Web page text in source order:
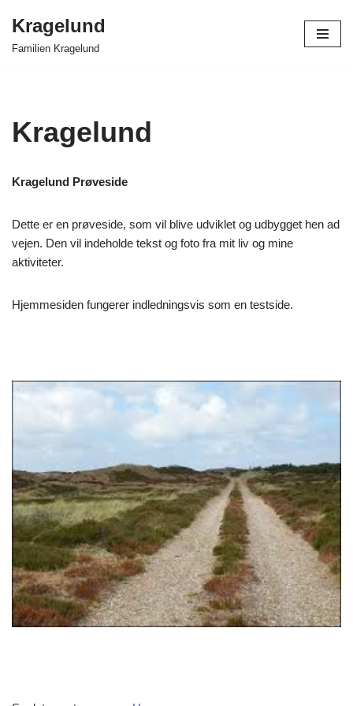
Skip
Kragelund
Familien Kragelund
Kragelund
Kragelund Prøveside
Dette er en prøveside, som vil blive udviklet og udbygget hen ad
vejen. Den vil indeholde tekst og foto fra mit liv og mine
aktiviteter.
Hjemmesiden fungerer indledningsvis som en testside.